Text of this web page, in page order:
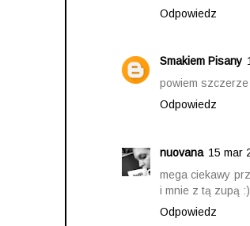
Odpowiedz
Smakiem Pisany
powiem
Odpowiedz
nuovana 15 mar
mega ciekawy
i mnie z tą zupą :)
Odpowiedz